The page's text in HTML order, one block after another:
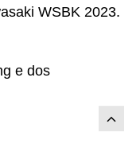
WSBK 2023.
e dos